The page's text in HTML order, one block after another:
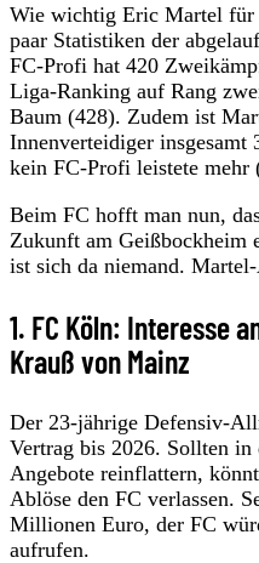
Wie wichtig Eric Martel für
paar Statistiken der
FC-Profi hat 420
Liga-Ranking auf Rang
Baum (428). Zudem ist
Innenverteidiger
kein FC-Profi leistete
Beim FC hofft man nun,
Zukunft am Geißbockheim
ist sich da niemand.
1. FC Köln: Interesse
Krauß von Mainz
Der 23-jährige Defensiv-
Vertrag bis 2026. Sollten
Angebote reinflattern,
Ablöse den FC verlassen.
Millionen Euro, der FC
aufrufen.